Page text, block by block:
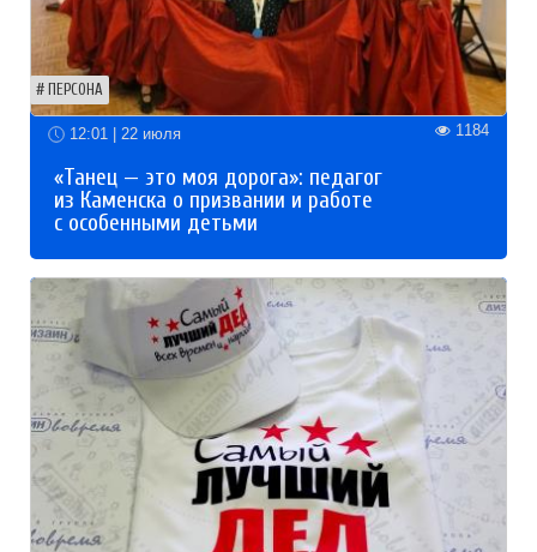
ПЕРСОНА
12:01 | 22 июля 1184
«Танец — это моя дорога»: педагог
из Каменска о призвании и работе
с особенными детьми